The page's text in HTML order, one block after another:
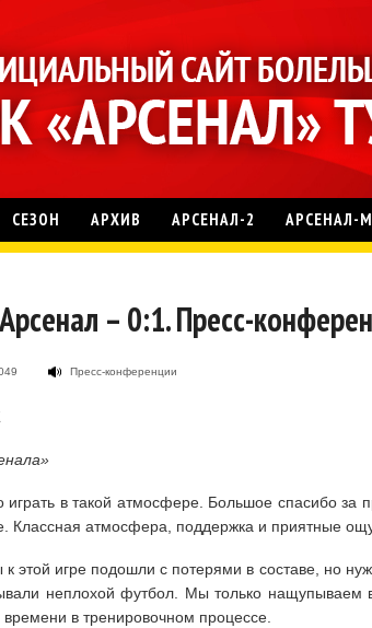
СЕЗОН АРХИВ АРСЕНАЛ-2 АРСЕНАЛ-М
– 0:1. Пресс-
Пресс-конференции
в такой атмосфере. Большое спасибо за
Классная атмосфера, поддержка и приятные
этой игре подошли с потерями в составе, но
неплохой футбол. Мы только нащупываем
времени в тренировочном процессе.